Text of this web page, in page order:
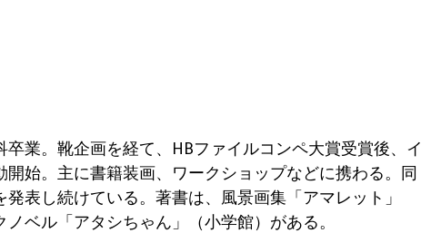
卒業。靴企画を経て、HBファイルコンペ大賞受賞後、イ
開始。主に書籍装画、ワークショップなどに携わる。同
表し続けている。著書は、風景画集「アマレット」
ノベル「アタシちゃん」（小学館）がある。